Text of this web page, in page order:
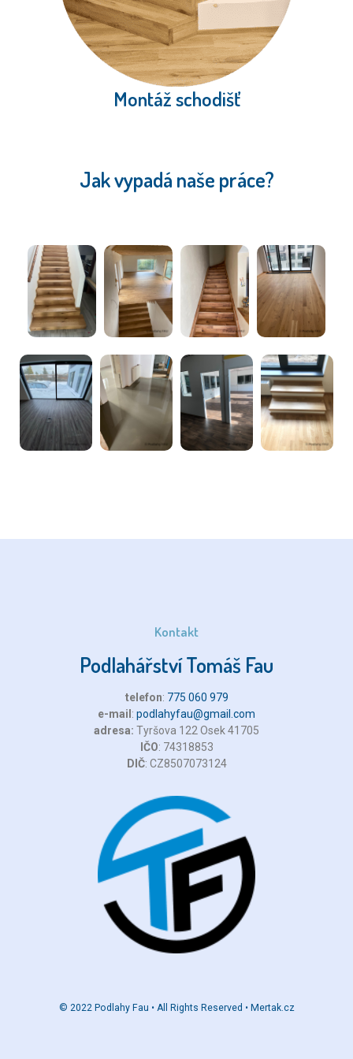
Montáž schodišť
Jak vypadá naše práce?
Kontakt
Podlahářství Tomáš Fau
telefon: 775 060 979
e-mail : podlahyfau@gmail.com
adresa: Tyršova 122 Osek 41705
IČO: 74318853
DIČ: CZ8507073124
© 2022 Podlahy Fau • All Rights Reserved • Mertak.cz